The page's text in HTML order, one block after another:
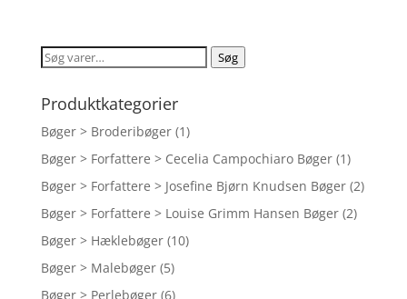
var:
kr. 97,95.
er:
kr. 93,00.
Søg
Søg
Produktkategorier
Bøger > Broderibøger (1)
Bøger > Forfattere > Cecelia Campochiaro Bøger (1)
Bøger > Forfattere > Josefine Bjørn Knudsen Bøger (2)
Bøger > Forfattere > Louise Grimm Hansen Bøger (2)
Bøger > Hæklebøger (10)
Bøger > Malebøger (5)
Bøger > Perlebøger (6)